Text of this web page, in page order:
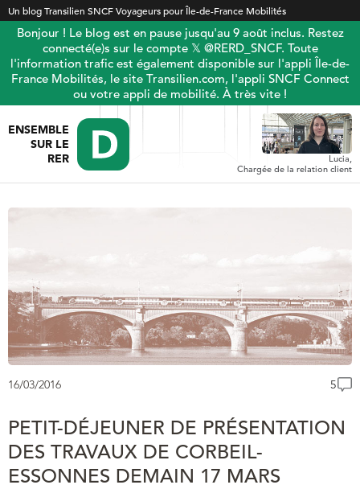
Un blog Transilien SNCF Voyageurs pour Île-de-France Mobilités
Bonjour ! Le blog est en pause jusqu'au 9 août inclus. Restez
connecté(e)s sur le compte 𝕏 @RERD_SNCF. Toute
l'information trafic est également disponible sur l'appli Île-de-
France Mobilités, le site Transilien.com, l'appli SNCF Connect
ou votre appli de mobilité. À très vite !
ENSEMBLE
SUR LE
RER
Lucia,
Chargée de la relation client
16/03/2016 5
PETIT-DÉJEUNER DE PRÉSENTATION
DES TRAVAUX DE CORBEIL-
ESSONNES DEMAIN 17 MARS